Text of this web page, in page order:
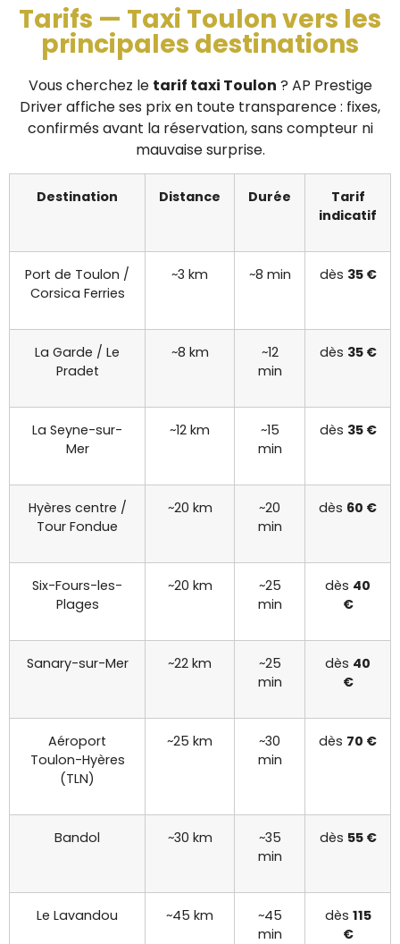
Tarifs — Taxi Toulon vers les
principales destinations
Vous cherchez le tarif taxi Toulon ? AP Prestige
Driver affiche ses prix en toute transparence : fixes,
confirmés avant la réservation, sans compteur ni
mauvaise surprise.
Destination Distance Durée
Tarif
indicatif
Port de Toulon /
Corsica Ferries
~3 km ~8 min dès 35 €
La Garde / Le
Pradet
~8 km
~12
min
dès 35 €
La Seyne-sur-
Mer
~12 km
~15
min
dès 35 €
Hyères centre /
Tour Fondue
~20 km
~20
min
dès 60 €
Six-Fours-les-
Plages
~20 km
~25
min
dès 40
€
Sanary-sur-Mer ~22 km
~25
min
dès 40
€
Aéroport
Toulon-Hyères
(TLN)
~25 km
~30
min
dès 70 €
Bandol ~30 km
~35
min
dès 55 €
Le Lavandou ~45 km
~45
min
dès 115
€